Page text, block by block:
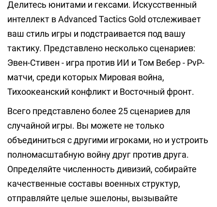
Делитесь юнитами и гексами. Искусственный
интеллект в Advanced Tactics Gold отслеживает
ваш стиль игры и подстраивается под вашу
тактику. Представлено несколько сценариев:
Эвен-Стивен - игра против ИИ и Том Вебер - PvP-
матчи, среди которых Мировая война,
Тихоокеанский конфликт и Восточный фронт.
Всего представлено более 25 сценариев для
случайной игры. Вы можете не только
объединиться с другими игроками, но и устроить
полномасштабную войну друг против друга.
Определяйте численность дивизий, собирайте
качественные составы военных структур,
отправляйте целые эшелоны, вызывайте